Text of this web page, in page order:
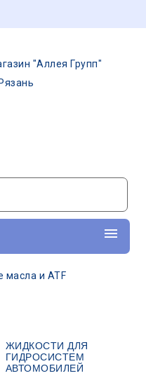
"Аллея Групп"
масла и ATF
ЖИДКОСТИ ДЛЯ
ГИДРОСИСТЕМ
АВТОМОБИЛЕЙ